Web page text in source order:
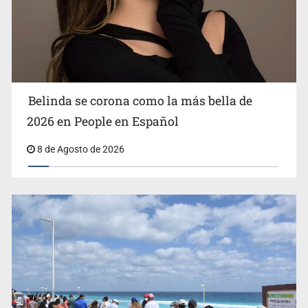
Ciclosporiasis no representa un riesgo epidemiológico
masivo
EU reanudará este sábado inspecciones de aguacate en
Michoacán
Belinda se corona como la más bella de
2026 en People en Español
8 de Agosto de 2026